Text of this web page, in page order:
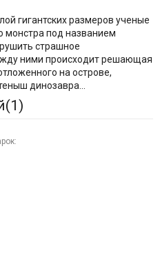
гигантских размеров ученые
монстра под названием
страшное
ними происходит решающая
на острове,
динозавра...
1)